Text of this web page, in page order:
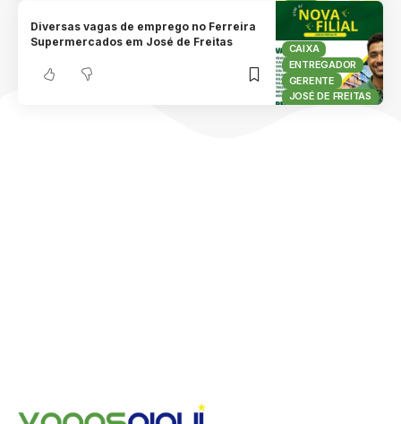
CAIXA
ENTREGADOR
GERENTE
JOSÉ DE FREITAS
Diversas vagas de emprego no Ferreira
Supermercados em José de Freitas